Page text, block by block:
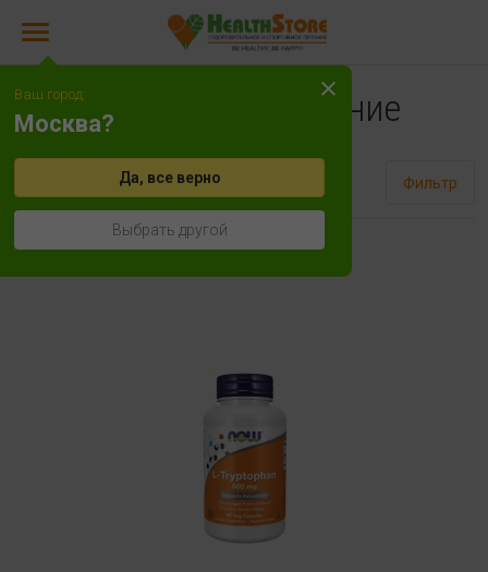
Спортивное питание
Сортировать Фильтр
Ваш город:
Москва?
Да, все верно
Выбрать другой